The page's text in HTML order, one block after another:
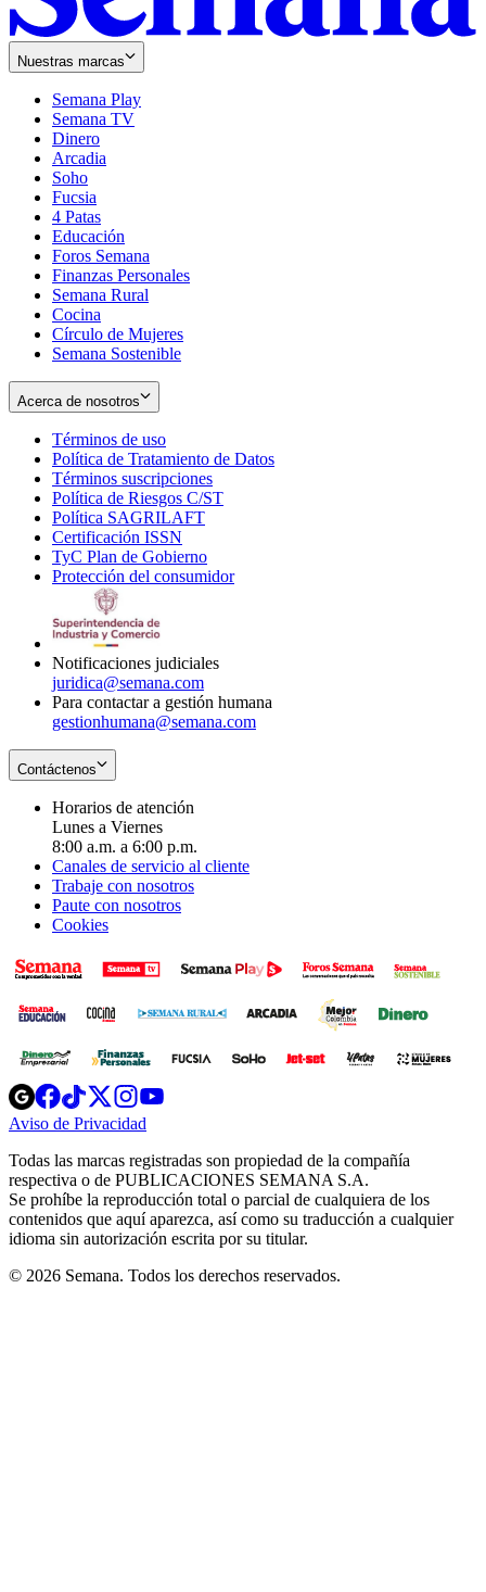
Nuestras marcas
Semana Play
Semana TV
Dinero
Arcadia
Soho
in
new
window
Fucsia
in
new
window
4 Patas
Educación
Foros Semana
Finanzas Personales
Semana Rural
Cocina
Círculo de Mujeres
Semana Sostenible
Acerca de nosotros
Términos de uso
in
new
window
Política de Tratamiento de Datos
Términos suscripciones
in
Política de Riesgos C/ST
Política SAGRILAFT
new
window
Certificación ISSN
in
new
TyC Plan de Gobierno
in
Protección del consumidorOpens
Notificaciones judiciales
juridica@semana.com
Para contactar a gestión humana
gestionhumana@semana.com
Contáctenos
Horarios de atención
Lunes a Viernes
8:00 a.m. a 6:00 p.m.
Canales de servicio al cliente
Trabaje con nosotros
Paute con nosotros
Cookies
Opens
in
new
Opens
in
new
Opens
in
new
window
Opens
new
windowwindow
Aviso de Privacidad
new
window
Todas las marcas registradas son propiedad de la compañía
respectiva o de PUBLICACIONES SEMANA S.A.
Se prohíbe la reproducción total o parcial de cualquiera de los
contenidos que aquí aparezca, así como su traducción a cualquier
idioma sin autorización escrita por su titular.
© 2026 Semana. Todos los derechos reservados.